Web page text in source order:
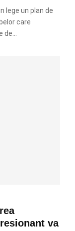
lege un plan de
care
va